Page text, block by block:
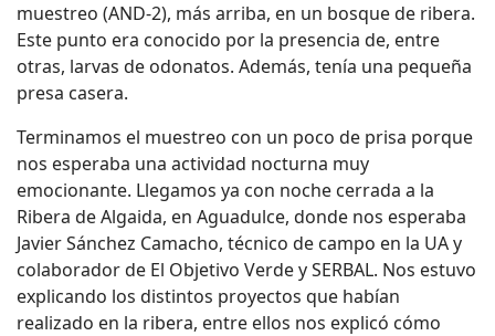
muestreo (AND-2), más arriba, en un bosque de ribera.
Este punto era conocido por la presencia de, entre
otras, larvas de odonatos. Además, tenía una pequeña
presa casera.
Terminamos el muestreo con un poco de prisa porque
nos esperaba una actividad nocturna muy
emocionante. Llegamos ya con noche cerrada a la
Ribera de Algaida, en Aguadulce, donde nos esperaba
Javier Sánchez Camacho, técnico de campo en la UA y
colaborador de El Objetivo Verde y SERBAL. Nos estuvo
explicando los distintos proyectos que habían
realizado en la ribera, entre ellos nos explicó cómo